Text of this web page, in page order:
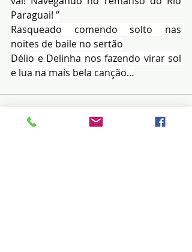
Paraguai! ”
Rasqueado comendo solto nas
noites de baile no sertão
Délio e Delinha nos fazendo virar sol
e lua na mais bela canção…